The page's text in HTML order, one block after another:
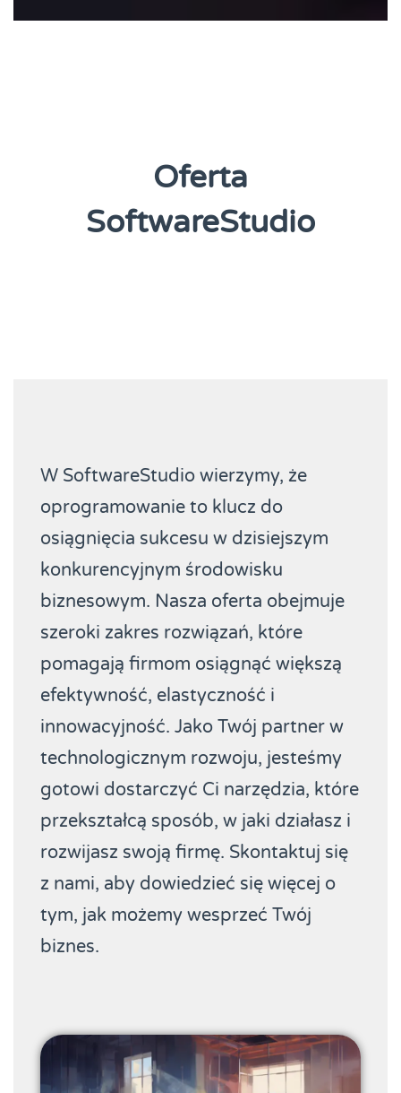
Oferta
SoftwareStudio
W SoftwareStudio wierzymy, że
oprogramowanie to klucz do
osiągnięcia sukcesu w dzisiejszym
konkurencyjnym środowisku
biznesowym. Nasza oferta obejmuje
szeroki zakres rozwiązań, które
pomagają firmom osiągnąć większą
efektywność, elastyczność i
innowacyjność. Jako Twój partner w
technologicznym rozwoju, jesteśmy
gotowi dostarczyć Ci narzędzia, które
przekształcą sposób, w jaki działasz i
rozwijasz swoją firmę. Skontaktuj się
z nami, aby dowiedzieć się więcej o
tym, jak możemy wesprzeć Twój
biznes.